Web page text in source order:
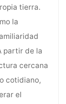
tierra.
la
partir de la
cercana
cotidiano,
el